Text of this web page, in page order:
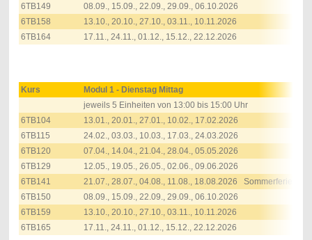
6TB149
08.09., 15.09., 22.09., 29.09., 06.10.2026
6TB158
13.10., 20.10., 27.10., 03.11., 10.11.2026
6TB164
17.11., 24.11., 01.12., 15.12., 22.12.2026
Kurs
Modul 1 - Dienstag Mittag
jeweils 5 Einheiten von 13:00 bis 15:00 Uhr
6TB104
13.01., 20.01., 27.01., 10.02., 17.02.2026
6TB115
24.02., 03.03., 10.03., 17.03., 24.03.2026
6TB120
07.04., 14.04., 21.04., 28.04., 05.05.2026
6TB129
12.05., 19.05., 26.05., 02.06., 09.06.2026
6TB141
21.07., 28.07., 04.08., 11.08., 18.08.2026 Sommerferien
6TB150
08.09., 15.09., 22.09., 29.09., 06.10.2026
6TB159
13.10., 20.10., 27.10., 03.11., 10.11.2026
6TB165
17.11., 24.11., 01.12., 15.12., 22.12.2026